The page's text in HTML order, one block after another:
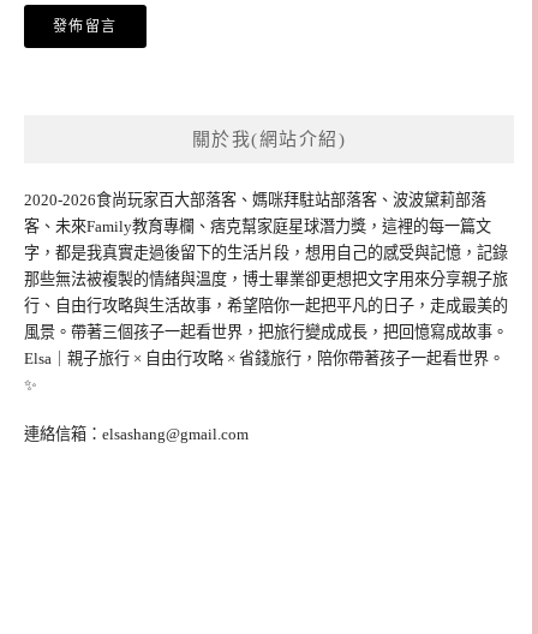
關於我(網站介紹)
2020-2026食尚玩家百大部落客、媽咪拜駐站部落客、波波黛莉部落
客、未來Family教育專欄、痞克幫家庭星球潛力獎，這裡的每一篇文
字，都是我真實走過後留下的生活片段，想用自己的感受與記憶，記錄
那些無法被複製的情緒與溫度，博士畢業卻更想把文字用來分享親子旅
行、自由行攻略與生活故事，希望陪你一起把平凡的日子，走成最美的
風景。帶著三個孩子一起看世界，把旅行變成成長，把回憶寫成故事。
Elsa｜親子旅行 × 自由行攻略 × 省錢旅行，陪你帶著孩子一起看世界。
✨
連絡信箱： elsashang@gmail.com